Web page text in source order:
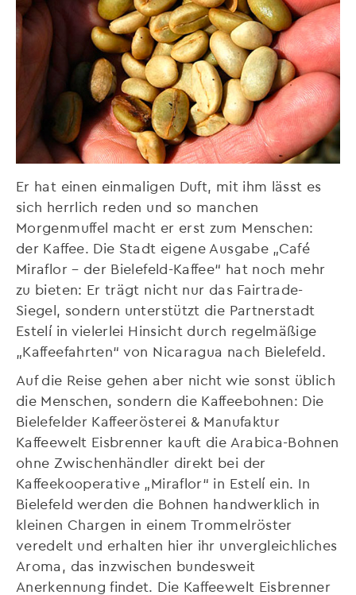
Er hat einen einmaligen Duft, mit ihm lässt es
sich herrlich reden und so manchen
Morgenmuffel macht er erst zum Menschen:
der Kaffee. Die Stadt eigene Ausgabe „Café
Miraflor – der Bielefeld-Kaffee“ hat noch mehr
zu bieten: Er trägt nicht nur das Fairtrade-
Siegel, sondern unterstützt die Partnerstadt
Estelí in vielerlei Hinsicht durch regelmäßige
„Kaffeefahrten“ von Nicaragua nach Bielefeld.
Auf die Reise gehen aber nicht wie sonst üblich
die Menschen, sondern die Kaffeebohnen: Die
Bielefelder Kaffeerösterei & Manufaktur
Kaffeewelt Eisbrenner kauft die Arabica-Bohnen
ohne Zwischenhändler direkt bei der
Kaffeekooperative „Miraflor“ in Estelí ein. In
Bielefeld werden die Bohnen handwerklich in
kleinen Chargen in einem Trommelröster
veredelt und erhalten hier ihr unvergleichliches
Aroma, das inzwischen bundesweit
Anerkennung findet. Die Kaffeewelt Eisbrenner